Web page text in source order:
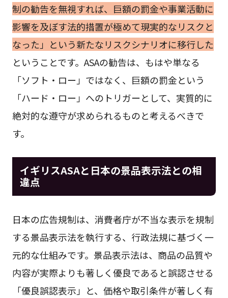
制の勧告を無視すれば、巨額の罰金や事業活動に
影響を及ぼす法的措置が極めて現実的なリスクと
なった」という新たなリスクシナリオに移行した
ということです。ASAの勧告は、もはや単なる
「ソフト・ロー」ではなく、巨額の罰金という
「ハード・ロー」へのトリガーとして、実質的に
絶対的な遵守が求められるものと考えるべきで
す。
イギリスASAと日本の景品表示法との相
違点
日本の広告規制は、消費者庁が不当な表示を規制
する景品表示法を執行する、行政法規に基づく一
元的な仕組みです。景品表示法は、商品の品質や
内容が実際よりも著しく優良であると誤認させる
「優良誤認表示」と、価格や取引条件が著しく有